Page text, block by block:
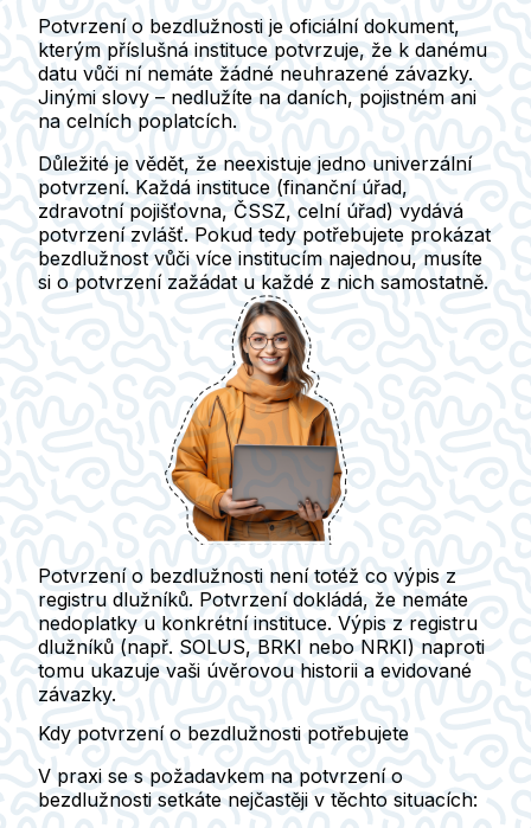
Potvrzení o bezdlužnosti je oficiální dokument,
kterým příslušná instituce potvrzuje, že k danému
datu vůči ní nemáte žádné neuhrazené závazky.
Jinými slovy – nedlužíte na daních, pojistném ani
na celních poplatcích.
Důležité je vědět, že neexistuje jedno univerzální
potvrzení. Každá instituce (finanční úřad,
zdravotní pojišťovna, ČSSZ, celní úřad) vydává
potvrzení zvlášť. Pokud tedy potřebujete prokázat
bezdlužnost vůči více institucím najednou, musíte
si o potvrzení zažádat u každé z nich samostatně.
Potvrzení o bezdlužnosti není totéž co výpis z
registru dlužníků. Potvrzení dokládá, že nemáte
nedoplatky u konkrétní instituce. Výpis z registru
dlužníků (např. SOLUS, BRKI nebo NRKI) naproti
tomu ukazuje vaši úvěrovou historii a evidované
závazky.
Kdy potvrzení o bezdlužnosti potřebujete
V praxi se s požadavkem na potvrzení o
bezdlužnosti setkáte nejčastěji v těchto situacích: